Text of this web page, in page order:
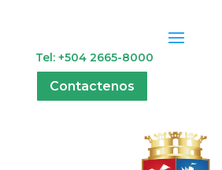
Tel: +504 2665-8000
Contactenos